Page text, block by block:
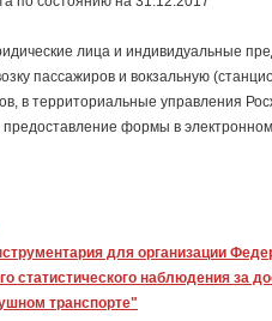
лица и индивидуальные
пассажиров и вокзальную
в территориальные управления
формы в
для организации
статистического наблюдения за
транспорте"